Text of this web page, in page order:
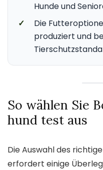
Hunde und
✓
Die
produziert und
So wählen Sie
hund test aus
Die Auswahl des
erfordert einige